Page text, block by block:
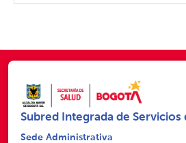
Subred Integrada de Servicios
Sede Administrativa